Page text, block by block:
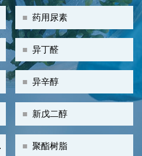
■药用尿素
■异丁醛
■异辛醇
■ 新戊二醇
■聚酯树脂